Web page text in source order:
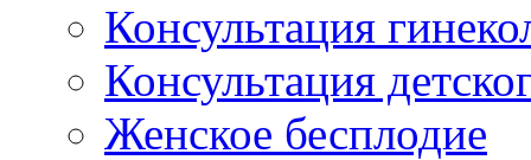
Консультация
Консультация
Женское бесплодие